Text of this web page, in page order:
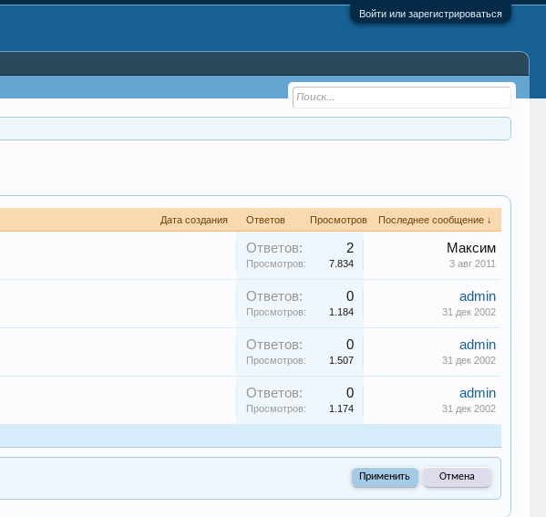
Войти или зарегистрироваться
Дата создания Ответов Просмотров Последнее сообщение ↓
Ответов: 2
Просмотров: 7.834
Максим
3 авг 2011
Ответов: 0
Просмотров: 1.184
admin
31 дек 2002
Ответов: 0
Просмотров: 1.507
admin
31 дек 2002
Ответов: 0
Просмотров: 1.174
admin
31 дек 2002